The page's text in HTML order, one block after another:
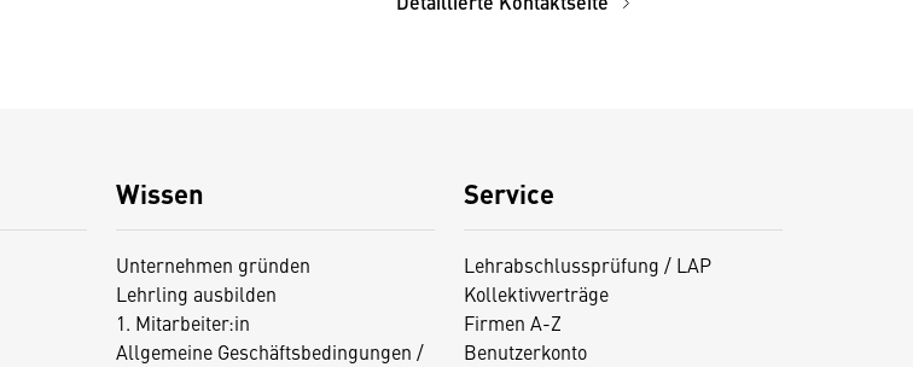
Wissen
Unternehmen gründen
Lehrling ausbilden
1. Mitarbeiter:in
Allgemeine Geschäftsbedingungen /
Service
Lehrabschlussprüfung / LAP
Kollektivverträge
Firmen A-Z
Benutzerkonto